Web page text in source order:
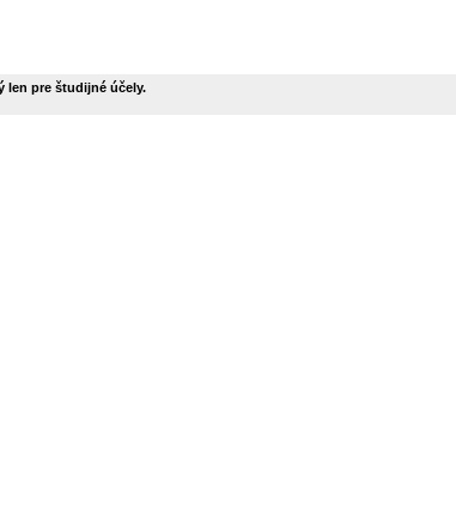
len pre študijné účely.